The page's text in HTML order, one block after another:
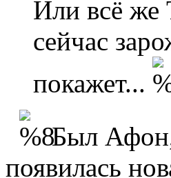
Или всё же
сейчас
покажет...
Был Афон,
появилась